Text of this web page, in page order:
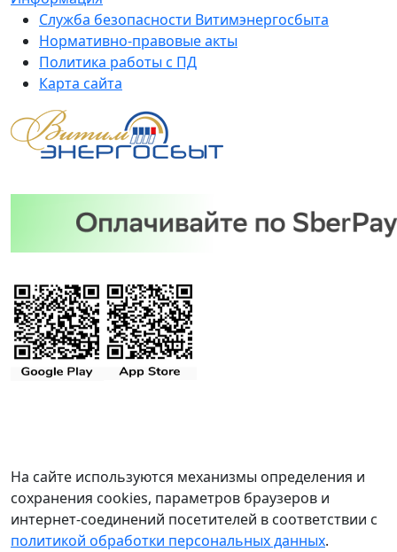
Служба безопасности Витимэнергосбыта
Нормативно-правовые акты
Политика работы с ПД
Карта сайта
На сайте используются механизмы определения и
сохранения cookies, параметров браузеров и
интернет-соединений посетителей в соответствии с
политикой обработки персональных данных.